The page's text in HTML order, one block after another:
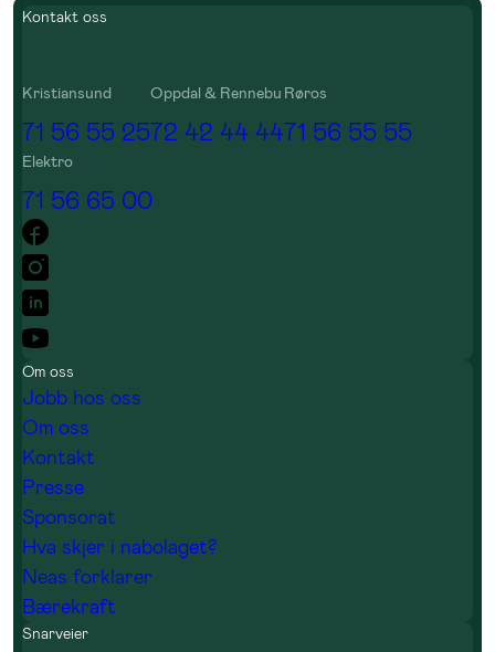
Kontakt oss
Kristiansund
71 56 55 25
Oppdal & Rennebu
72 42 44 44
Røros
71 56 55 55
Elektro
71 56 65 00
Om oss
Jobb hos oss
Om oss
Kontakt
Presse
Sponsorat
Hva skjer i nabolaget?
Neas forklarer
Bærekraft
Snarveier